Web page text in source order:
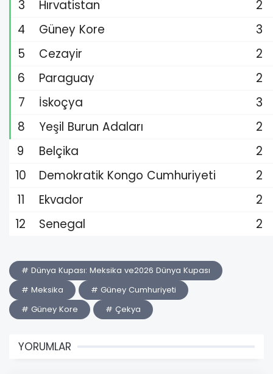
3
Hırvatistan
2
4
Güney Kore
3
5
Cezayir
2
6
Paraguay
2
7
İskoçya
3
8
Yeşil Burun Adaları
2
9
Belçika
2
10
Demokratik Kongo Cumhuriyeti
2
11
Ekvador
2
12
Senegal 2
# Dünya Kupası: Meksika ve2026 Dünya Kupası
# Meksika
# Güney Cumhuriyeti
# Güney Kore
# Çekya
YORUMLAR